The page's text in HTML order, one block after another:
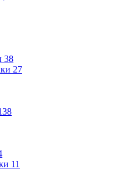
38
27
11